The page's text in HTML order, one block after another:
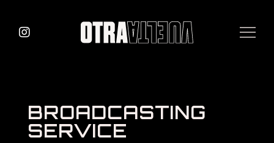
BROADCASTING
SERVICE